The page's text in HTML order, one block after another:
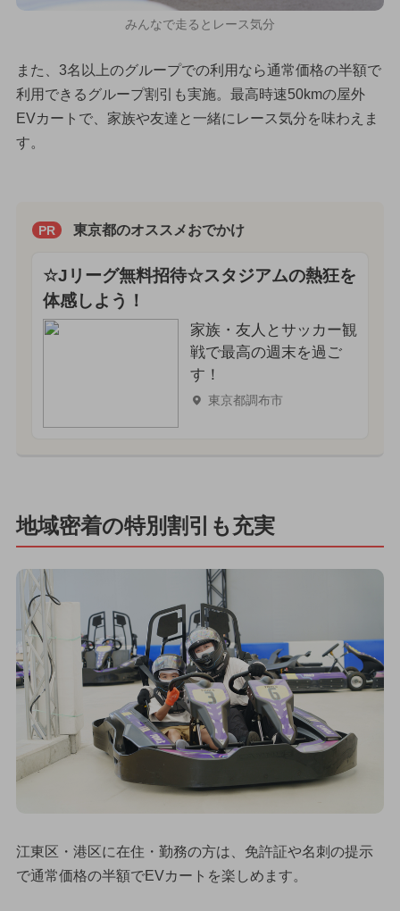
みんなで走るとレース気分
また、3名以上のグループでの利用なら通常価格の半額で
利用できるグループ割引も実施。最高時速50kmの屋外
EVカートで、家族や友達と一緒にレース気分を味わえま
す。
PR 東京都のオススメおでかけ
☆Jリーグ無料招待☆スタジアムの熱狂を
体感しよう！
家族・友人とサッカー観
戦で最高の週末を過ご
す！
東京都調布市
地域密着の特別割引も充実
江東区・港区に在住・勤務の方は、免許証や名刺の提示
で通常価格の半額でEVカートを楽しめます。